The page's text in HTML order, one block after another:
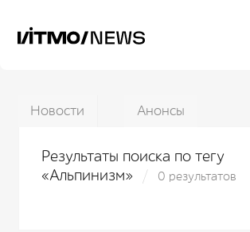
Новости Анонсы
Результаты поиска по тегу
«Альпинизм»
0 результатов